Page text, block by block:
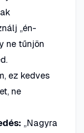
„én-
ne tűnjön
ez kedves
ne
„Nagyra